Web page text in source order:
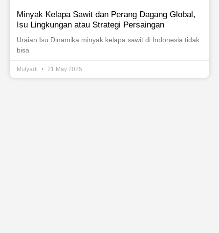
Minyak Kelapa Sawit dan Perang Dagang Global,
Isu Lingkungan atau Strategi Persaingan
Uraian Isu Dinamika minyak kelapa sawit di Indonesia tidak
bisa
Mulyadi 21 May 2025